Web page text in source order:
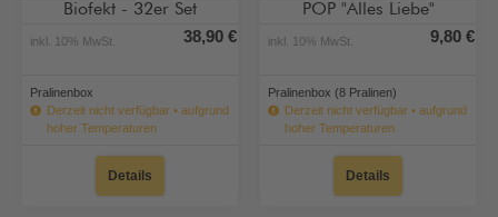
Biofekt - 32er Set
inkl. 10% MwSt. 38,90 €
Pralinenbox
Derzeit nicht verfügbar • aufgrund
hoher Temperaturen
Details
POP "Alles Liebe"
inkl. 10% MwSt. 9,80 €
Pralinenbox (8 Pralinen)
Derzeit nicht verfügbar • aufgrund
hoher Temperaturen
Details